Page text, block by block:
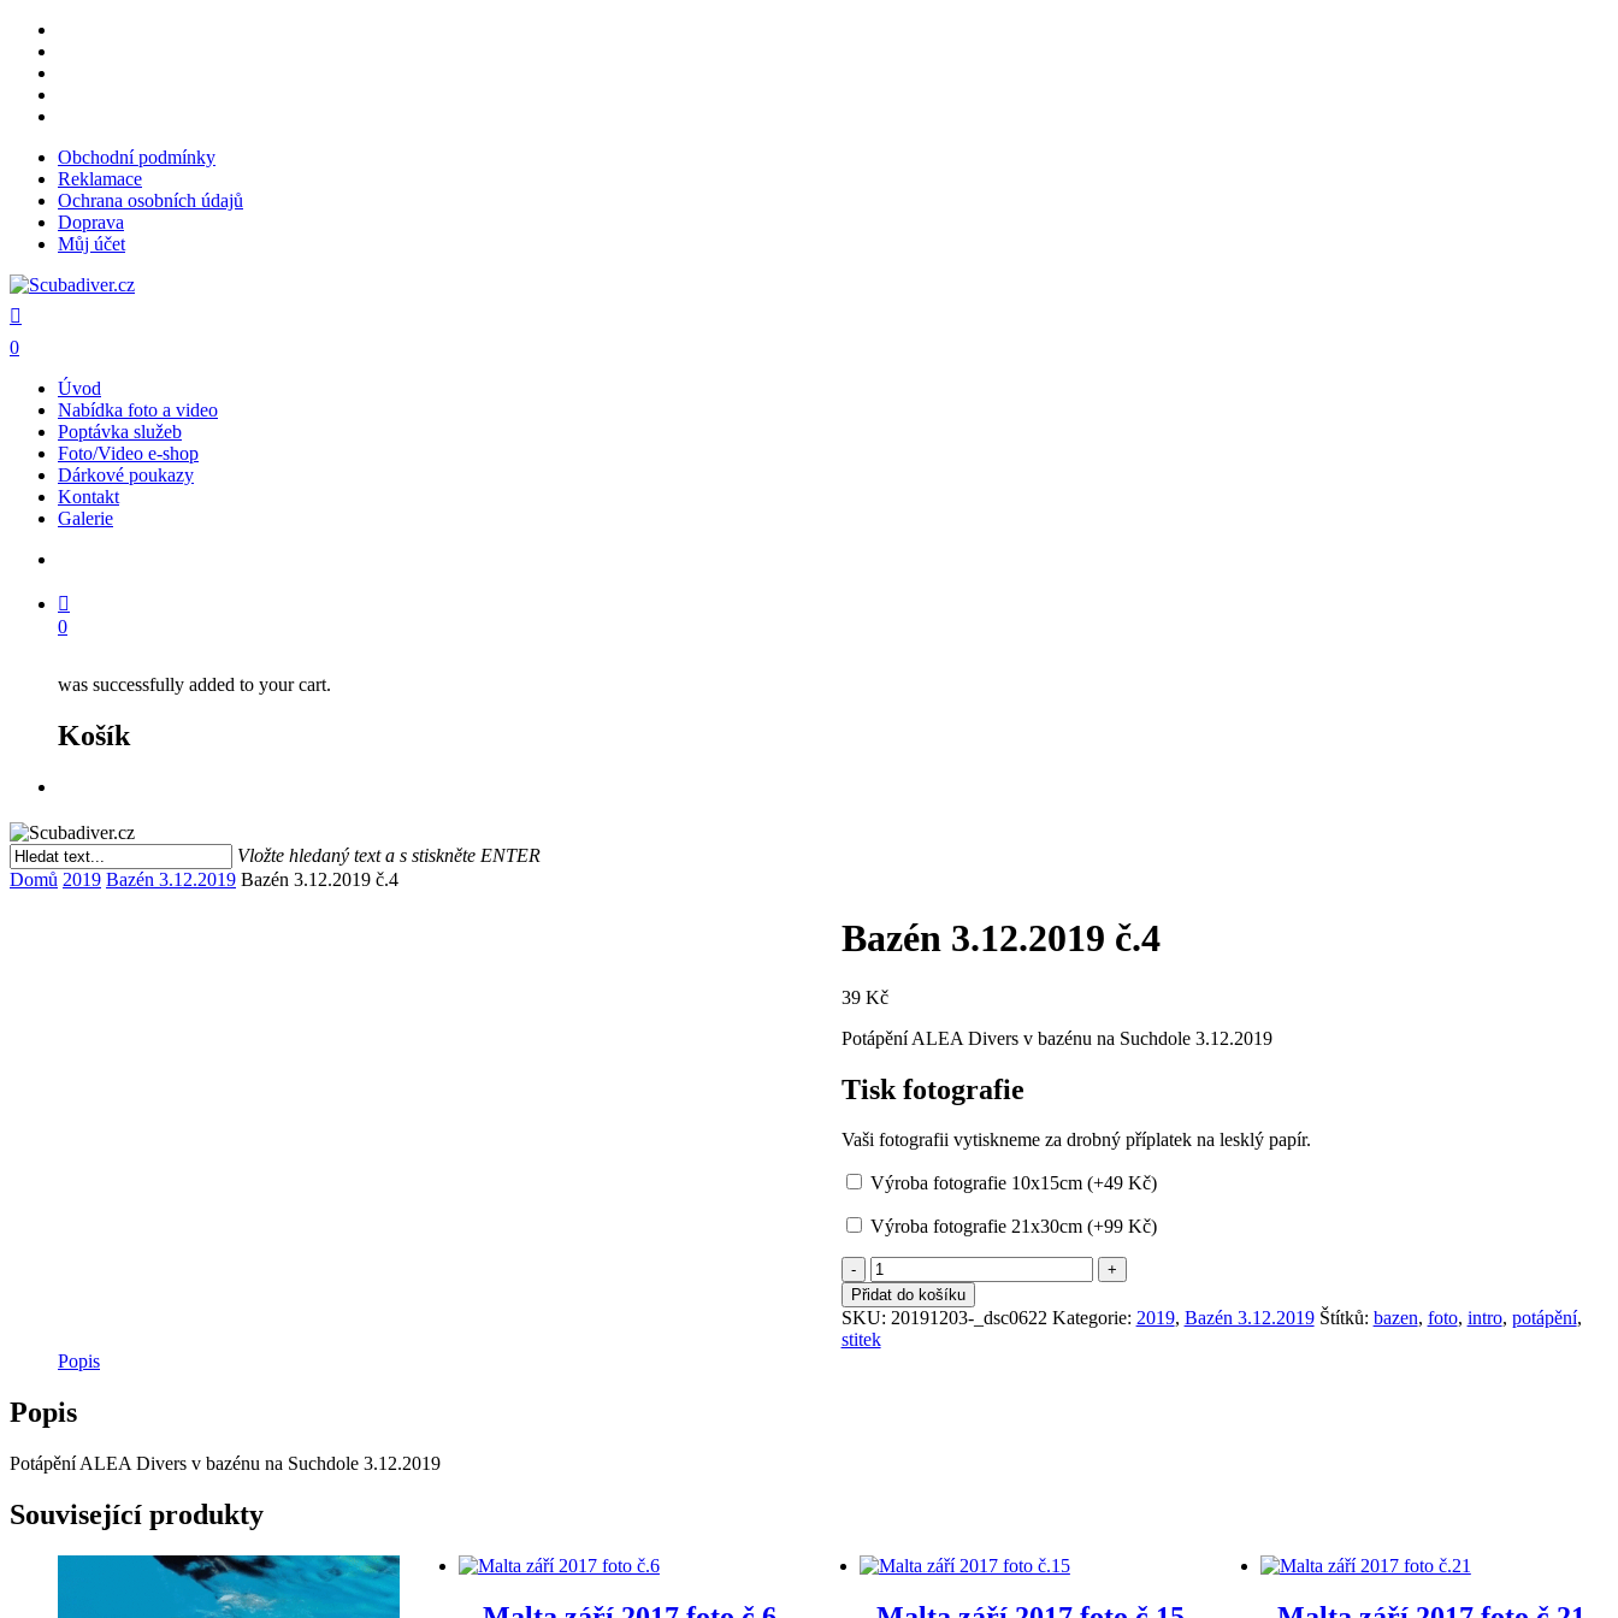
Skip
main
content
Obchodní podmínky
Reklamace
Ochrana osobních údajů
Doprava
Můj účet
search
0
Úvod
Nabídka foto a video
Poptávka služeb
Foto/Video e-shop
Dárkové poukazy
Kontakt
Galerie
0
was successfully added to your cart.
Košík
Vložte hledaný text a s stiskněte ENTER
Close
Domů 2019 Bazén 3.12.2019 Bazén 3.12.2019 č.4
Bazén 3.12.2019 č.4
39 Kč
Potápění ALEA Divers v bazénu na Suchdole 3.12.2019
Tisk fotografie
Vaši fotografii vytiskneme za drobný příplatek na lesklý papír.
Výroba fotografie 10x15cm (+49 Kč)
Výroba fotografie 21x30cm (+99 Kč)
Bazén
3.12.2019
č.4
množství
Přidat do košíku
SKU: 20191203-_dsc0622 Kategorie: 2019, Bazén 3.12.2019 Štítků: bazen, foto, intro, potápění,
stitek
Popis
Popis
Potápění ALEA Divers v bazénu na Suchdole 3.12.2019
Související produkty